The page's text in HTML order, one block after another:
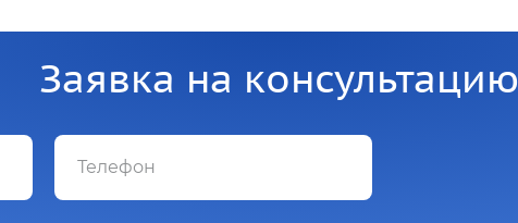
Заявка на консультацию